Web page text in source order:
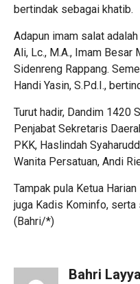
bertindak sebagai khatib.
Adapun imam salat
Ali, Lc., M.A., Imam Besar
Sidenreng Rappang.
Handi Yasin, S.Pd.I.,
Turut hadir, Dandim 1420
Penjabat Sekretaris
PKK, Haslindah
Wanita Persatuan, Andi
Tampak pula Ketua
juga Kadis Kominfo, serta
(Bahri/*)
Bahri Layya